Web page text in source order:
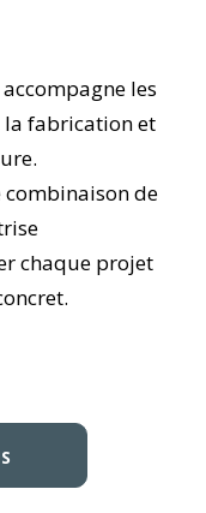
les
la fabrication et
combinaison de
chaque projet